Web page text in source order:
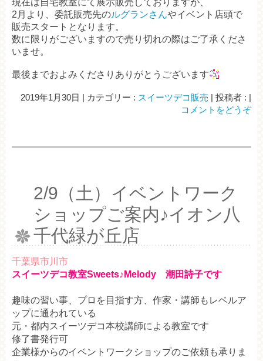
現在は自宅教室にて展示販売しておりますが、
2月より、委託販売先のルグランさんやイベント店頭で
販売スタートとなります。
数に限りがございますので売り切れの際はご了承くださ
いませ。
最後までおよみくださりありがとうございます
2019年1月30日 | カテゴリー : スイーツデコ販売 | 投稿者 : |
コメントをどうぞ
2/9（土）イベントワーク
ショップご案内♪イオン八
千代緑が丘店
千葉県市川市
スイーツデコ教室Sweets♪Melody 潮田詩子です
趣味の習い事、プロを目指す方、作家・講師もレベルア
ップに通われている
元・都内スイーツデコ本校講師による教室です
修了書発行可
企業様からのイベントワークショップのご依頼も承りま